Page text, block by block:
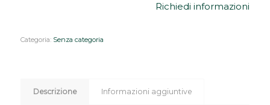
Richiedi informazioni
Categoria: Senza categoria
Descrizione Informazioni aggiuntive